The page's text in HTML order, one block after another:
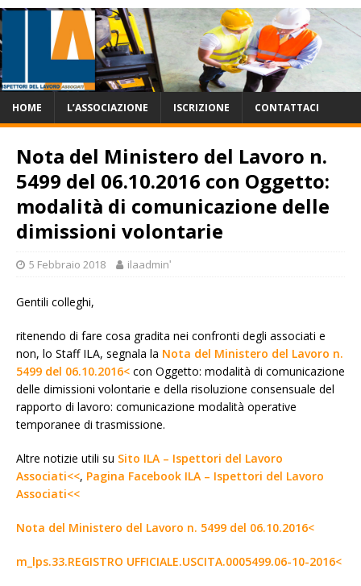
HOME L’ASSOCIAZIONE ISCRIZIONE CONTATTACI
Nota del Ministero del Lavoro n.
5499 del 06.10.2016 con Oggetto:
modalità di comunicazione delle
dimissioni volontarie
5 Febbraio 2018 ilaadminʹ
Gentili colleghi,
ritenendo di fare cosa gradita nei confronti degli associati e
non, lo Staff ILA, segnala la Nota del Ministero del Lavoro n.
5499 del 06.10.2016< con Oggetto: modalità di comunicazione
delle dimissioni volontarie e della risoluzione consensuale del
rapporto di lavoro: comunicazione modalità operative
temporanee di trasmissione.
Altre notizie utili su Sito ILA – Ispettori del Lavoro
Associati<<, Pagina Facebook ILA – Ispettori del Lavoro
Associati<<
Nota del Ministero del Lavoro n. 5499 del 06.10.2016<
m_lps.33.REGISTRO UFFICIALE.USCITA.0005499.06-10-2016<